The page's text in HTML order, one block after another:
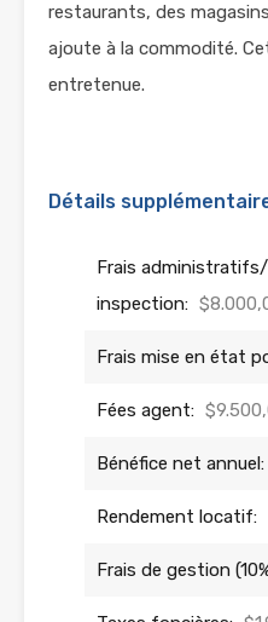
restaurants, des
ajoute à la commodité.
entretenue.
Détails
Frais
inspection:
Frais mise en état
Fées agent:
Bénéfice net annuel:
Rendement locatif:
Frais de gestion